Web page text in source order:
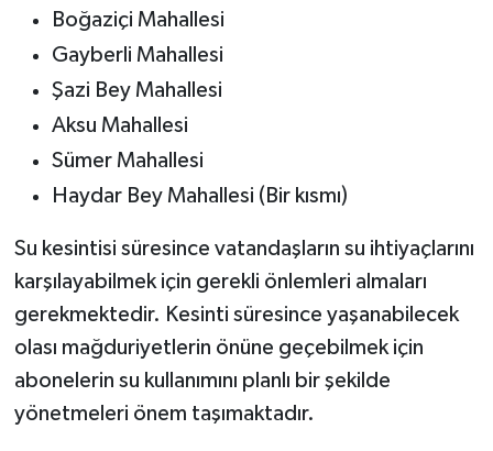
Boğaziçi Mahallesi
Gayberli Mahallesi
Şazi Bey Mahallesi
Aksu Mahallesi
Sümer Mahallesi
Haydar Bey Mahallesi (Bir kısmı)
Su kesintisi süresince vatandaşların su ihtiyaçlarını
karşılayabilmek için gerekli önlemleri almaları
gerekmektedir. Kesinti süresince yaşanabilecek
olası mağduriyetlerin önüne geçebilmek için
abonelerin su kullanımını planlı bir şekilde
yönetmeleri önem taşımaktadır.
BİLİM TEKNOLOJİ
SEÇİM 2015
ÇEVRE
BİLİM VE TEKNOLOJİ
TANITIM
HABERDE İNSAN